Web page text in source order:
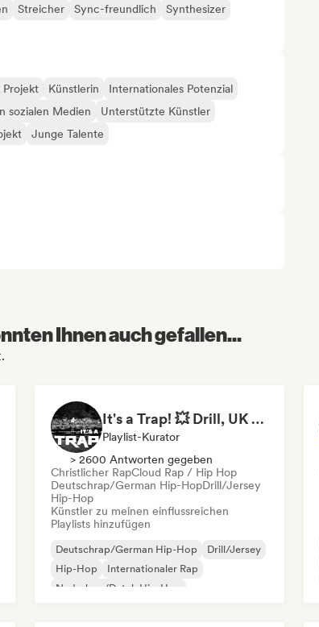
Streicher Sync-freundlich
Synthesizer
Projekt Künstlerin
Internationales Potenzial
sozialen Medien
Unterstützte Künstler
Junge Talente
Ihnen auch gefallen...
It's a Trap! 💥 Drill, UK Drill & Hard-Hitting Trap
Playlist-Kurator
> 2600 Antworten gegeben
Christlicher RapCloud Rap / Hip Hop
Deutschrap/German Hip-HopDrill/Jersey
Hip-Hop
Künstler zu meinen einflussreichen
Playlists hinzufügen
Deutschrap/German Hip-Hop
Drill/Jersey
Hip-Hop
Internationaler Rap
Nederhop/Dutch Hip-Hop